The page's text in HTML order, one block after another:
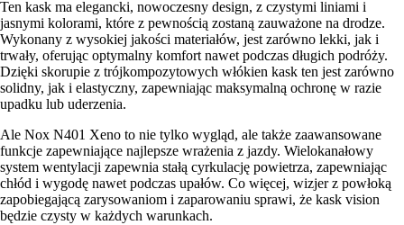
Ten kask ma elegancki, nowoczesny design, z czystymi liniami i
jasnymi kolorami, które z pewnością zostaną zauważone na drodze.
Wykonany z wysokiej jakości materiałów, jest zarówno lekki, jak i
trwały, oferując optymalny komfort nawet podczas długich podróży.
Dzięki skorupie z trójkompozytowych włókien kask ten jest zarówno
solidny, jak i elastyczny, zapewniając maksymalną ochronę w razie
upadku lub uderzenia.
Ale Nox N401 Xeno to nie tylko wygląd, ale także zaawansowane
funkcje zapewniające najlepsze wrażenia z jazdy. Wielokanałowy
system wentylacji zapewnia stałą cyrkulację powietrza, zapewniając
chłód i wygodę nawet podczas upałów. Co więcej, wizjer z powłoką
zapobiegającą zarysowaniom i zaparowaniu sprawi, że kask vision
będzie czysty w każdych warunkach.